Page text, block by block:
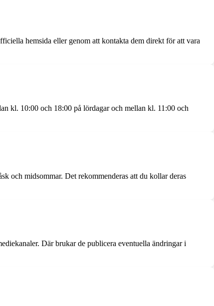
hemsida eller genom att kontakta dem direkt för att vara
kl. 10:00 och 18:00 på lördagar och mellan kl. 11:00 och
och midsommar. Det rekommenderas att du kollar deras
Där brukar de publicera eventuella ändringar i